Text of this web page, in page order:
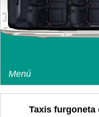
Menú
Taxis furgoneta